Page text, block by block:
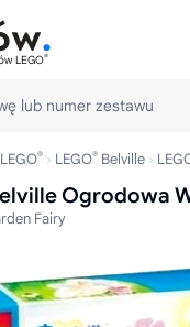
LEGO®
lub numer zestawu
® LEGO® Belville
Ogrodowa
Fairy